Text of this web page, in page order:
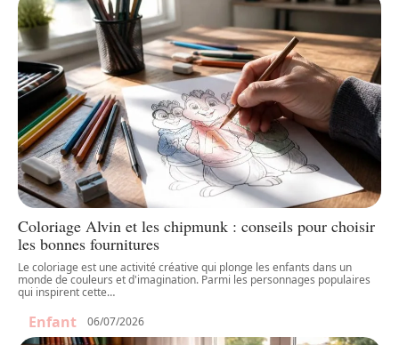
Coloriage Alvin et les chipmunk : conseils pour choisir
les bonnes fournitures
Le coloriage est une activité créative qui plonge les enfants dans un
monde de couleurs et d'imagination. Parmi les personnages populaires
qui inspirent cette…
Enfant 06/07/2026